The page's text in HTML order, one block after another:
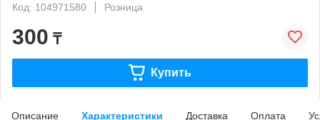
Код: 104971580
Розница
300 ₸
Купить
Описание Характеристики Доставка Оплата